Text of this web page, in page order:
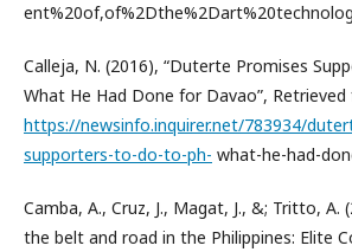
Calleja, N. (2016), “Duterte Promises
What He Had Done for Davao”, Retrieved
https://newsinfo.inquirer.net/783934/
supporters-to-do-to-ph- what-he-had-
Camba, A., Cruz, J., Magat, J., &; Tritto, A.
the belt and road in the Philippines: Elite